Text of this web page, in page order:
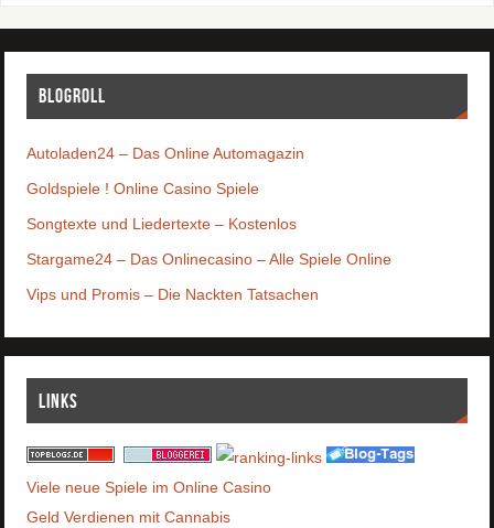
Blogroll
Autoladen24 – Das Online Automagazin
Goldspiele ! Online Casino Spiele
Songtexte und Liedertexte – Kostenlos
Stargame24 – Das Onlinecasino – Alle Spiele Online
Vips und Promis – Die Nackten Tatsachen
Links
Viele neue Spiele im Online Casino
Geld Verdienen mit Cannabis